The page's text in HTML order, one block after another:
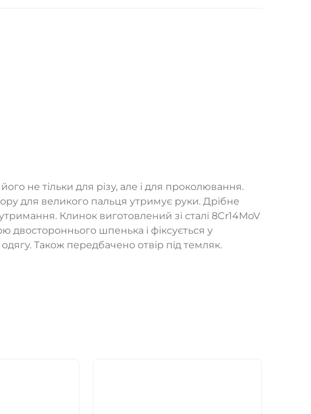
не тільки для різу, але і для проколювання.
для великого пальця утримує руки. Дрібне
Клинок виготовлений зі сталі 8Cr14MoV
двостороннього шпенька і фіксується у
Також передбачено отвір під темляк.